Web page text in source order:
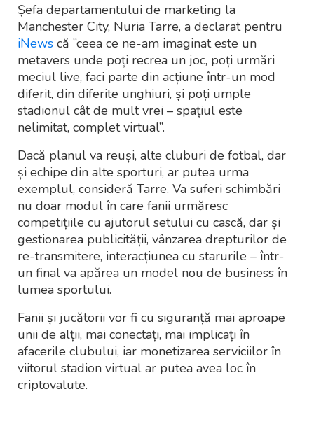
Șefa departamentului de marketing la
Manchester City, Nuria Tarre, a declarat pentru
iNews сă ”ceea ce ne-am imaginat este un
metavers unde poți recrea un joc, poți urmări
meciul live, faci parte din acțiune într-un mod
diferit, din diferite unghiuri, și poți umple
stadionul cât de mult vrei – spațiul este
nelimitat, complet virtual”.
Dacă planul va reuși, alte cluburi de fotbal, dar
și echipe din alte sporturi, ar putea urma
exemplul, consideră Tarre. Va suferi schimbări
nu doar modul în care fanii urmăresc
competițiile cu ajutorul setului cu cască, dar și
gestionarea publicității, vânzarea drepturilor de
re-transmitere, interacțiunea cu starurile – într-
un final va apărea un model nou de business în
lumea sportului.
Fanii și jucătorii vor fi cu siguranță mai aproape
unii de alții, mai conectați, mai implicați în
afacerile clubului, iar monetizarea serviciilor în
viitorul stadion virtual ar putea avea loc în
criptovalute.